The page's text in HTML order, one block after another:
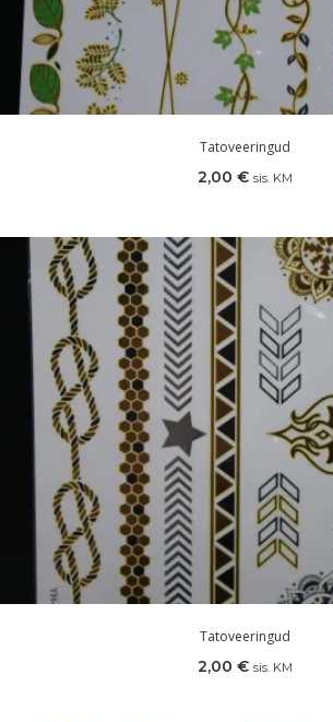
Tatoveeringud
2,00 € sis. KM
Tatoveeringud
2,00 € sis. KM